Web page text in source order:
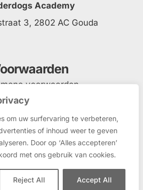
om uw surfervaring te verbeteren,
of inhoud weer te geven
Door op ‘Alles accepteren’
met ons gebruik van cookies.
Reject All Accept All
Academy
3, 2802 AC Gouda
voorwaarden